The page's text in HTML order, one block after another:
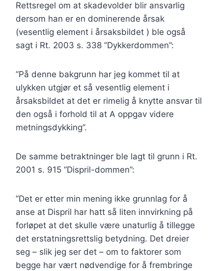
Rettsregel om at skadevolder blir ansvarlig
dersom han er en dominerende årsak
(vesentlig element i årsaksbildet ) ble også
sagt i Rt. 2003 s. 338 ”Dykkerdommen”:
”På denne bakgrunn har jeg kommet til at
ulykken utgjør et så vesentlig element i
årsaksbildet at det er rimelig å knytte ansvar til
den også i forhold til at A oppgav videre
metningsdykking”.
De samme betraktninger ble lagt til grunn i Rt.
2001 s. 915 ”Dispril-dommen”:
”Det er etter min mening ikke grunnlag for å
anse at Dispril har hatt så liten innvirkning på
forløpet at det skulle være unaturlig å tillegge
det erstatningsrettslig betydning. Det dreier
seg – slik jeg ser det – om to faktorer som
begge har vært nødvendige for å frembringe